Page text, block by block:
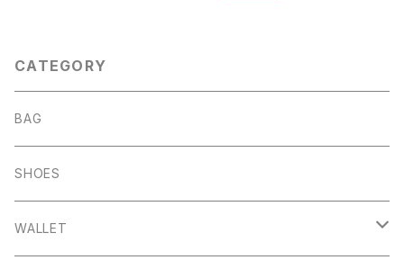
CATEGORY
BAG
SHOES
WALLET